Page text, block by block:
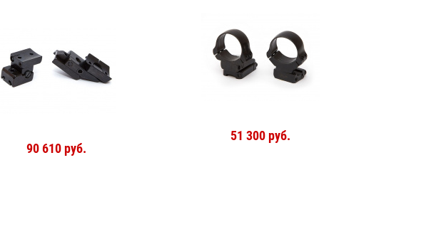
90 610 руб.
51 300 руб.